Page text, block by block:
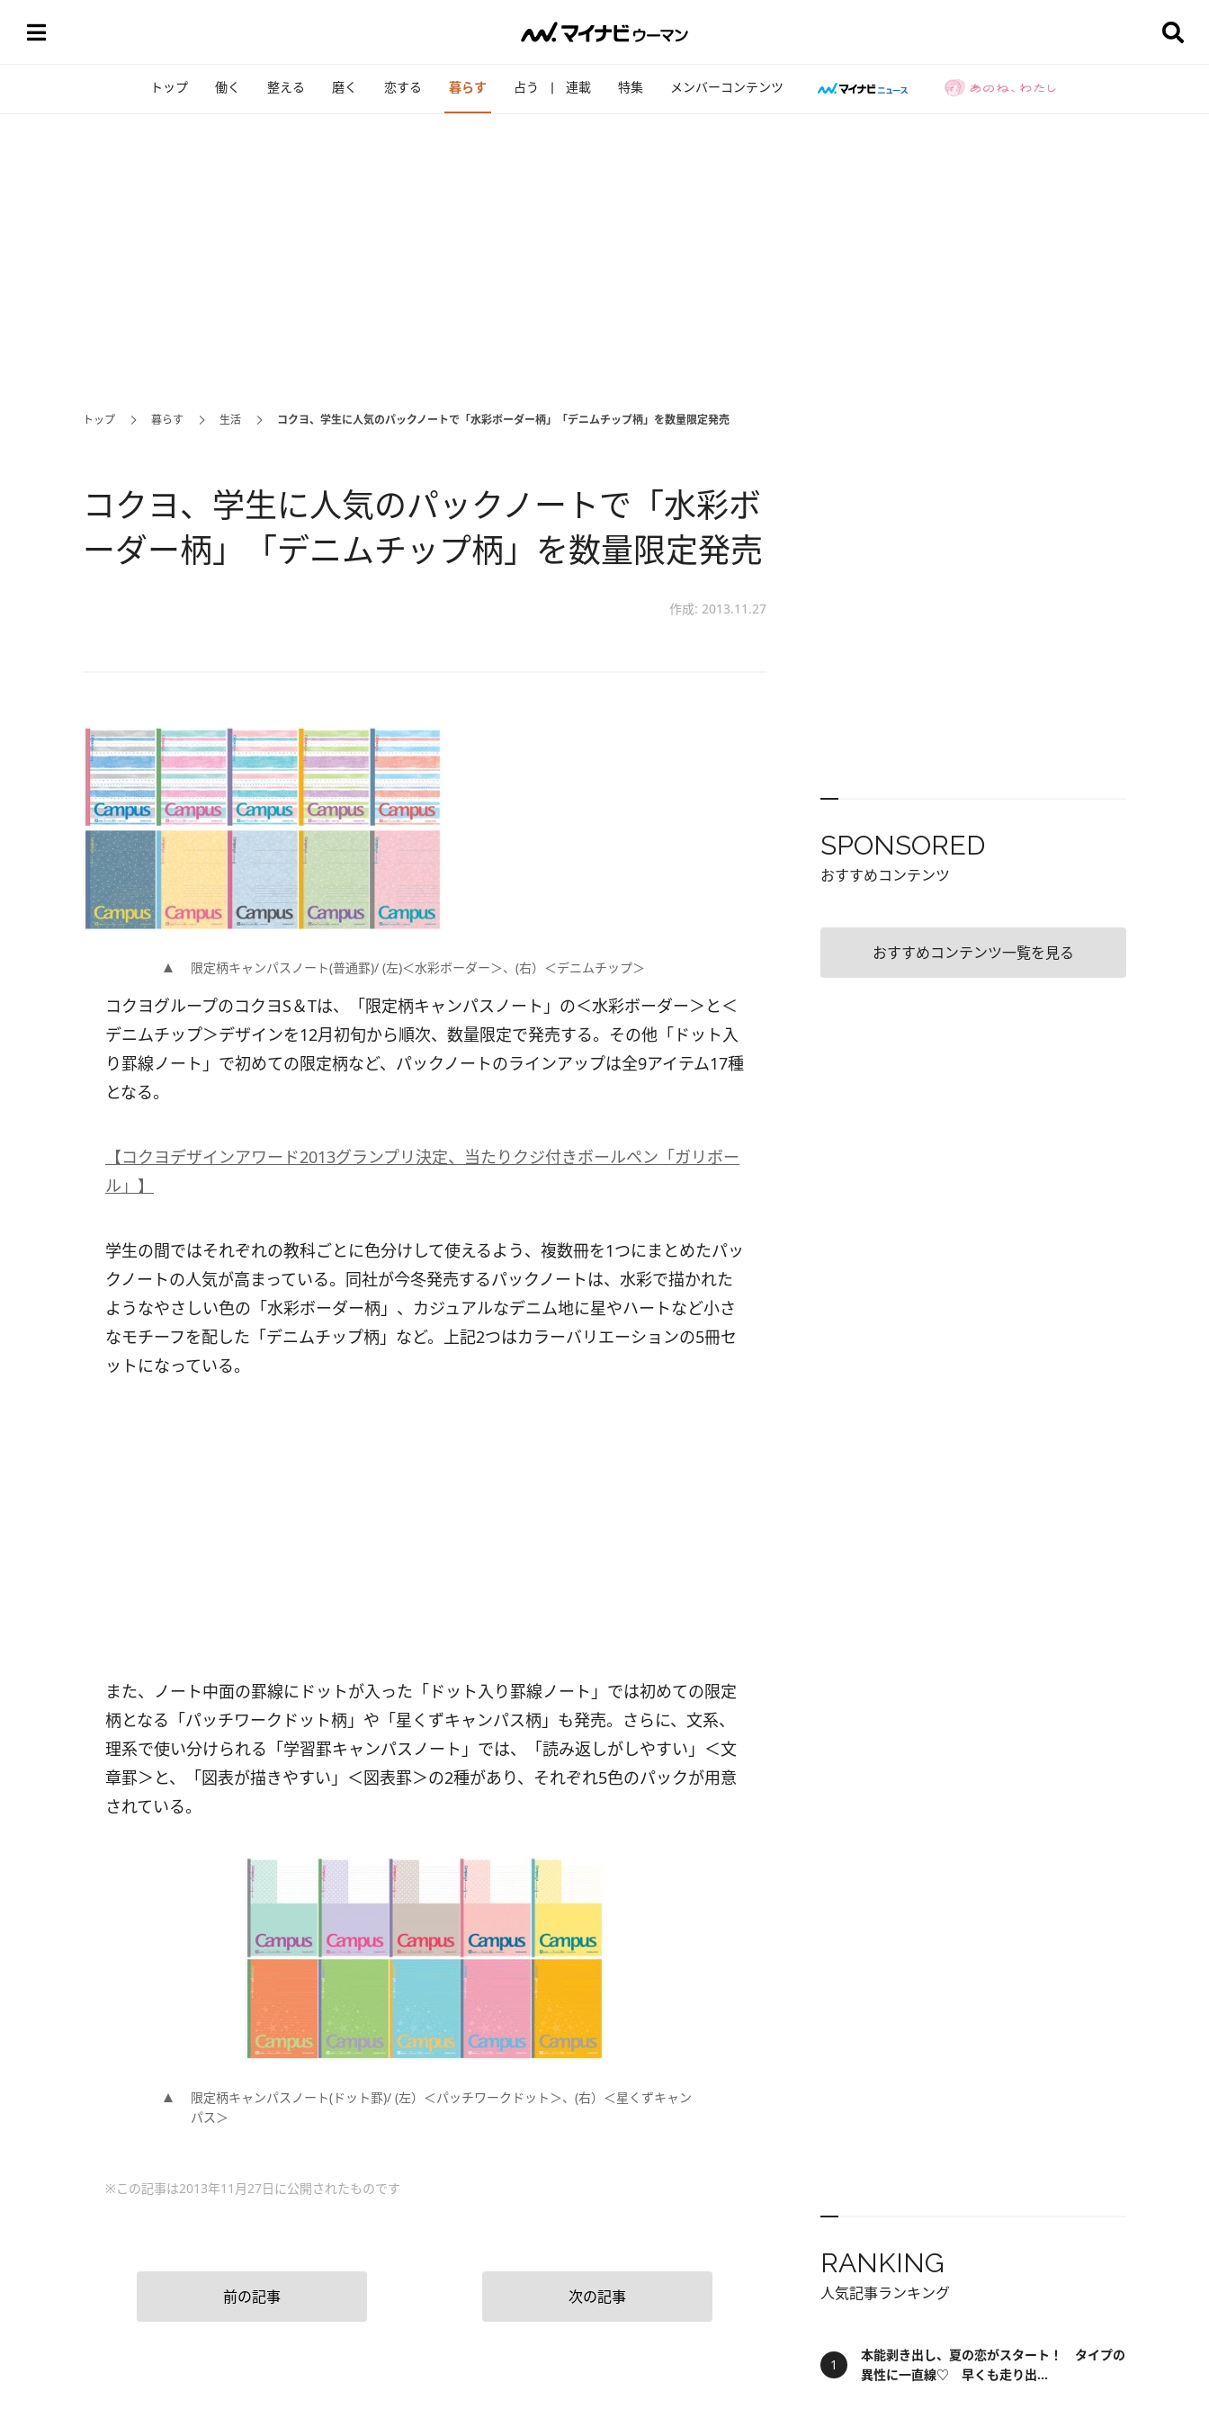
トップ 働く 整える 磨く 恋する 暮らす 占う 連載 特集 メンバーコンテンツ
トップ 暮らす 生活 コクヨ、学生に人気のパックノートで「水彩ボーダー柄」「デニムチップ柄」を数量限定発売
コクヨ、学生に人気のパックノートで「水彩ボ
ーダー柄」「デニムチップ柄」を数量限定発売
作成: 2013.11.27
限定柄キャンパスノート(普通罫)/ (左)＜水彩ボーダー＞、(右）＜デニムチップ＞
コクヨグループのコクヨS＆Tは、「限定柄キャンパスノート」の＜水彩ボーダー＞と＜
デニムチップ＞デザインを12月初旬から順次、数量限定で発売する。その他「ドット入
り罫線ノート」で初めての限定柄など、パックノートのラインアップは全9アイテム17種
となる。
【コクヨデザインアワード2013グランプリ決定、当たりクジ付きボールペン「ガリボー
ル」】
学生の間ではそれぞれの教科ごとに色分けして使えるよう、複数冊を1つにまとめたパッ
クノートの人気が高まっている。同社が今冬発売するパックノートは、水彩で描かれた
ようなやさしい色の「水彩ボーダー柄」、カジュアルなデニム地に星やハートなど小さ
なモチーフを配した「デニムチップ柄」など。上記2つはカラーバリエーションの5冊セ
ットになっている。
また、ノート中面の罫線にドットが入った「ドット入り罫線ノート」では初めての限定
柄となる「パッチワークドット柄」や「星くずキャンパス柄」も発売。さらに、文系、
理系で使い分けられる「学習罫キャンパスノート」では、「読み返しがしやすい」＜文
章罫＞と、「図表が描きやすい」＜図表罫＞の2種があり、それぞれ5色のパックが用意
されている。
限定柄キャンパスノート(ドット罫)/ (左）＜パッチワークドット＞、(右）＜星くずキャン
パス＞
※この記事は2013年11月27日に公開されたものです
前の記事 次の記事
SPONSORED
おすすめコンテンツ
おすすめコンテンツ一覧を見る
RANKING
人気記事ランキング
本能剥き出し、夏の恋がスタート！ タイプの
異性に一直線♡ 早くも走り出...